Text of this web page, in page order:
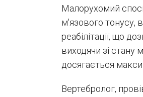
Малорухомий
м'язового тонусу,
реабілітації, що
виходячи зі стану
досягається
Вертебролог,